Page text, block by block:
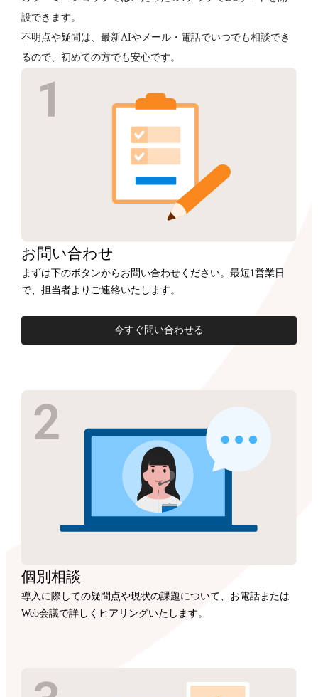
設できます。
不明点や疑問は、最新AIやメール・電話でいつでも相談でき
るので、初めての方でも安心です。
お問い合わせ
まずは下のボタンからお問い合わせください。最短1営業日
で、担当者よりご連絡いたします。
今すぐ問い合わせる
個別相談
導入に際しての疑問点や現状の課題について、お電話または
Web会議で詳しくヒアリングいたします。